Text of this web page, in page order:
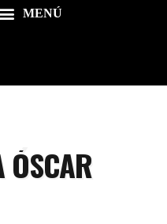
ÓSCAR